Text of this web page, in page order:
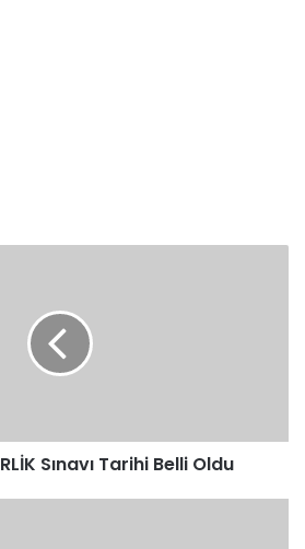
Sınavı Tarihi Belli Oldu